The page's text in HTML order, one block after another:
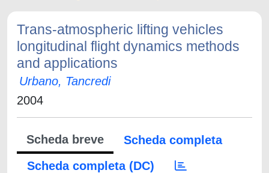
Trans-atmospheric lifting vehicles
longitudinal flight dynamics methods
and applications
Urbano, Tancredi
2004
Scheda breve
Scheda completa
Scheda completa (DC)